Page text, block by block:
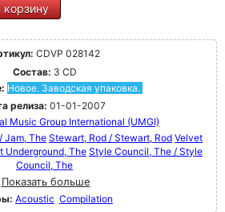
корзину
CDVP 028142
Состав: 3 CD
Новое. Заводская упаковка.
релиза: 01-01-2007
Music Group International (UMGI)
Jam, TheStewart, Rod / Stewart, Rod Velvet
Underground, The Style Council, The / Style
Council, The
Показать больше
Acoustic Compilation